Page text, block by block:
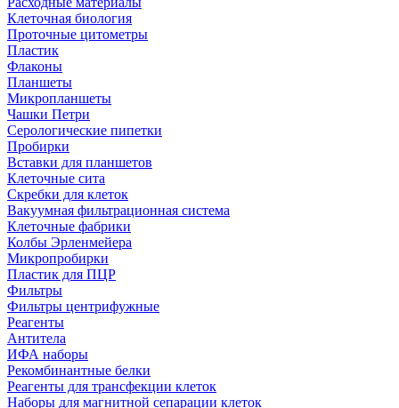
Клеточная биология
Проточные цитометры
Пластик
Флаконы
Планшеты
Микропланшеты
Чашки Петри
Серологические пипетки
Пробирки
Вставки для планшетов
Клеточные сита
Скребки для клеток
Вакуумная фильтрационная система
Клеточные фабрики
Колбы Эрленмейера
Микропробирки
Пластик для ПЦР
Фильтры
Фильтры центрифужные
Реагенты
Антитела
ИФА наборы
Рекомбинантные белки
Реагенты для трансфекции клеток
Наборы для магнитной сепарации клеток